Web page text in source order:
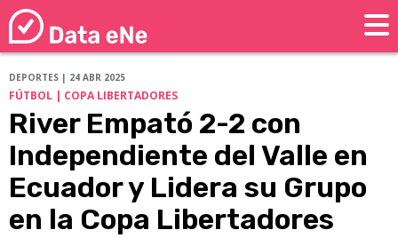
DEPORTES | 24 ABR 2025
FÚTBOL | COPA LIBERTADORES
River Empató 2-2 con
Independiente del Valle en
Ecuador y Lidera su Grupo
en la Copa Libertadores